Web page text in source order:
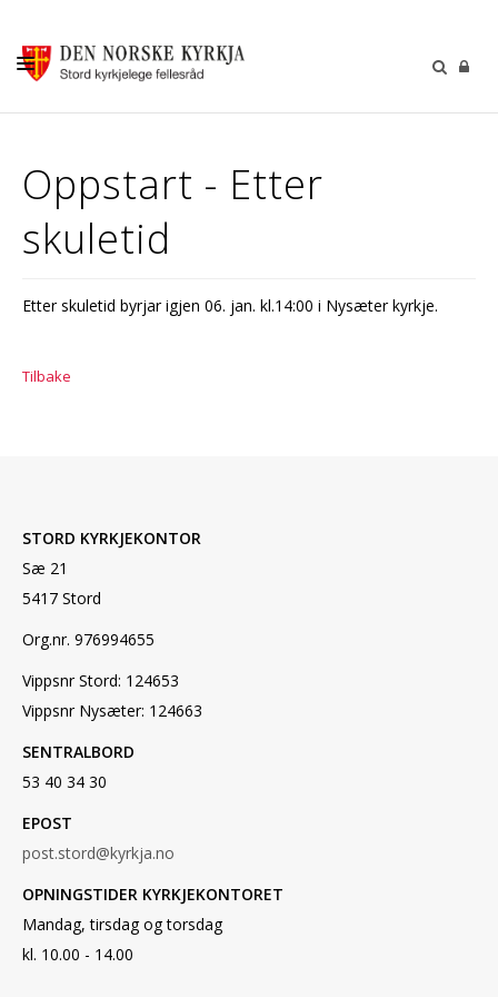
GUDSTENESTER
DÅP VIGSEL GRAVFERD
SOKNERÅDA
Oppstart - Etter
skuletid
Etter skuletid byrjar igjen 06. jan. kl.14:00 i Nysæter kyrkje.
Tilbake
STORD KYRKJEKONTOR
Sæ 21
5417 Stord
Org.nr. 976994655
Vippsnr Stord: 124653
Vippsnr Nysæter: 124663
SENTRALBORD
53 40 34 30
EPOST
post.stord@kyrkja.no
OPNINGSTIDER KYRKJEKONTORET
Mandag, tirsdag og torsdag
kl. 10.00 - 14.00